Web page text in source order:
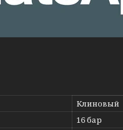
Клиновый
16 бар